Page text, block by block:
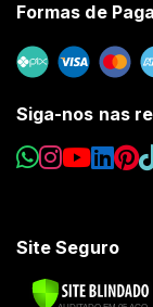
Formas de
Siga-nos nas
Site Seguro